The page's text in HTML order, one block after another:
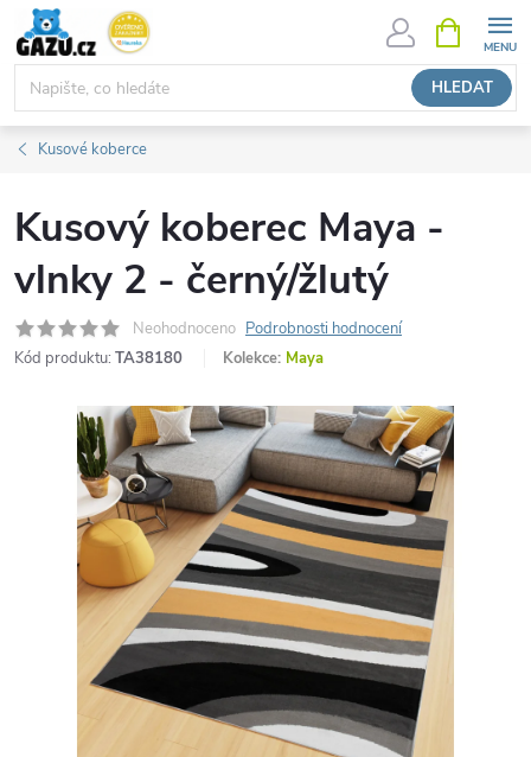
Přejít
obsah
HLEDAT
NÁKUPNÍ
KOŠÍK
Kusové koberce
Kusový koberec Maya -
vlnky 2 - černý/žlutý
Neohodnoceno Podrobnosti hodnocení
Kód produktu: TA38180 Kolekce: Maya